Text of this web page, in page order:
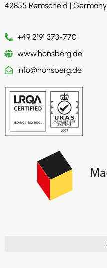
42855 Remscheid | Germany
+49 2191 373-770
www.honsberg.de
info@honsberg.de